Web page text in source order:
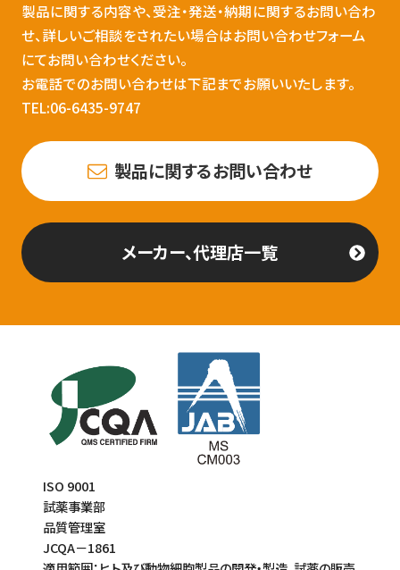
製品に関する内容や、受注・発送・納期に関するお問い合わ
せ、詳しいご相談をされたい場合はお問い合わせフォーム
にてお問い合わせください。
お電話でのお問い合わせは下記までお願いいたします。
TEL:06-6435-9747
製品に関するお問い合わせ
メーカー、代理店一覧
ISO 9001
試薬事業部
品質管理室
JCQA－1861